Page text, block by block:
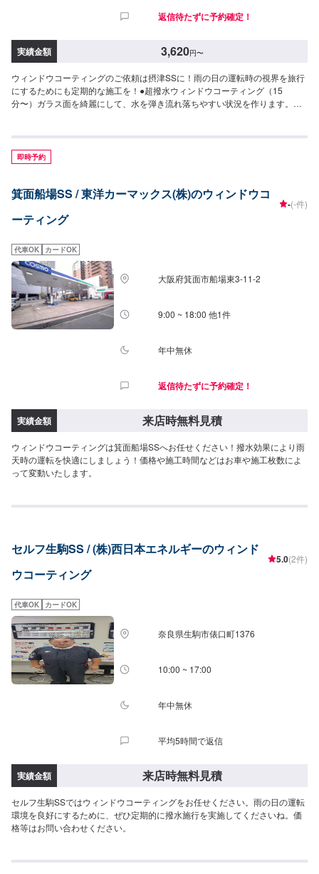
返信待たずに予約確定！
実績金額 3,620円〜
ウィンドウコーティングのご依頼は摂津SSに！雨の日の運転時の視界を旅行
にするためにも定期的な施工を！●超撥水ウィンドウコーティング（15
分〜）ガラス面を綺麗にして、水を弾き流れ落ちやすい状況を作ります。◆
円（XLサイズ）●油膜取り（15分〜）雨天時に視界をさまたあげつぎらつく
油膜をスッキリ取り去ります。価格は来店時にお問い合わせください（油膜
の量によって価格が変動します）
即時予約
箕面船場SS / 東洋カーマックス(株)のウィンドウコ
ーティング
-(-件)
代車OK カードOK
大阪府箕面市船場東3-11-2
9:00 ~ 18:00 他1件
年中無休
返信待たずに予約確定！
実績金額 来店時無料見積
ウィンドウコーティングは箕面船場SSへお任せください！撥水効果により雨
天時の運転を快適にしましょう！価格や施工時間などはお車や施工枚数によ
って変動いたします。
セルフ生駒SS / (株)西日本エネルギーのウィンド
ウコーティング
5.0(2件)
代車OK カードOK
奈良県生駒市俵口町1376
10:00 ~ 17:00
年中無休
平均5時間で返信
実績金額 来店時無料見積
セルフ生駒SSではウィンドウコーティングをお任せください。雨の日の運転
環境を良好にするために、ぜひ定期的に撥水施行を実施してくださいね。価
格等はお問い合わせください。